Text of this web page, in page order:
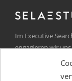
Im Executive
engagieren wir
Führungskräfte.
Kurfürstendamm